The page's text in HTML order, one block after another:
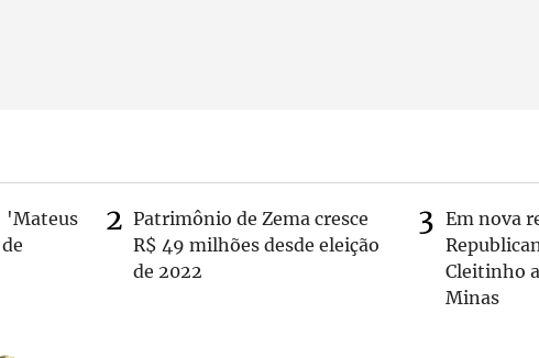
'Mateus
Patrimônio de Zema cresce
R$ 49 milhões desde eleição
de 2022
Em nova
Cleitinho
Minas